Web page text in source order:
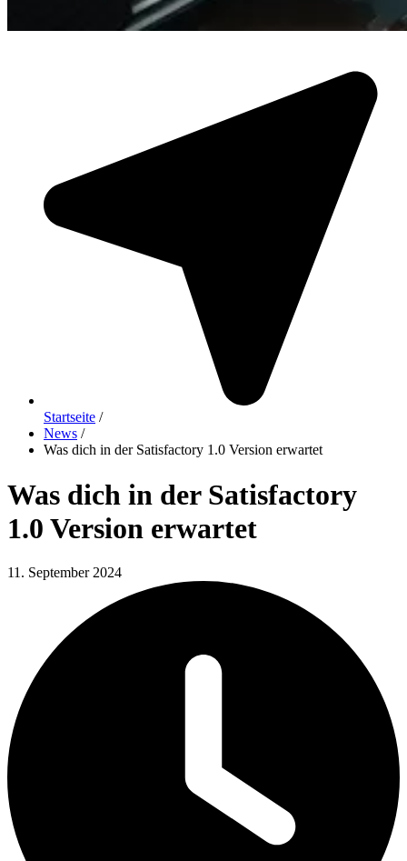
Startseite /
News /
Was dich in der Satisfactory 1.0 Version erwartet
Was dich in der Satisfactory
1.0 Version erwartet
11. September 2024